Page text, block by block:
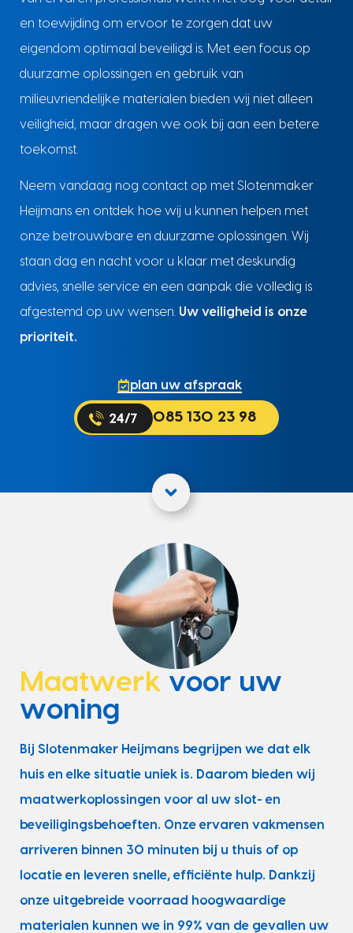
en toewijding om ervoor te zorgen dat uw
eigendom optimaal beveiligd is. Met een focus op
duurzame oplossingen en gebruik van
milieuvriendelijke materialen bieden wij niet alleen
veiligheid, maar dragen we ook bij aan een betere
toekomst.
Neem vandaag nog contact op met Slotenmaker
Heijmans en ontdek hoe wij u kunnen helpen met
onze betrouwbare en duurzame oplossingen. Wij
staan dag en nacht voor u klaar met deskundig
advies, snelle service en een aanpak die volledig is
afgestemd op uw wensen. Uw veiligheid is onze
prioriteit.
plan uw afspraak
085 130 23 98
Maatwerk voor uw
woning
Bij Slotenmaker Heijmans begrijpen we dat elk
huis en elke situatie uniek is. Daarom bieden wij
maatwerkoplossingen voor al uw slot- en
beveiligingsbehoeften. Onze ervaren vakmensen
arriveren binnen 30 minuten bij u thuis of op
locatie en leveren snelle, efficiënte hulp. Dankzij
onze uitgebreide voorraad hoogwaardige
materialen kunnen we in 99% van de gevallen uw